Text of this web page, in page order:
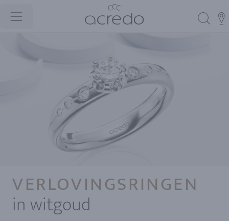
VERLOVINGSRINGEN
in witgoud